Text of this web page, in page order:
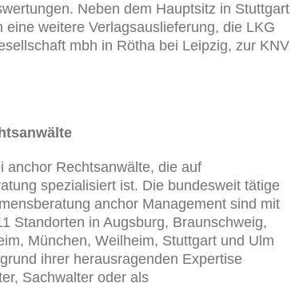
Neben dem Hauptsitz in Stuttgart
weitere Verlagsauslieferung, die LKG
mbh in Rötha bei Leipzig, zur KNV
anchor Rechtsanwälte, die auf
spezialisiert ist. Die bundesweit tätige
anchor Management sind mit
Standorten in Augsburg, Braunschweig,
München, Weilheim, Stuttgart und Ulm
ihrer herausragenden Expertise
Sachwalter oder als